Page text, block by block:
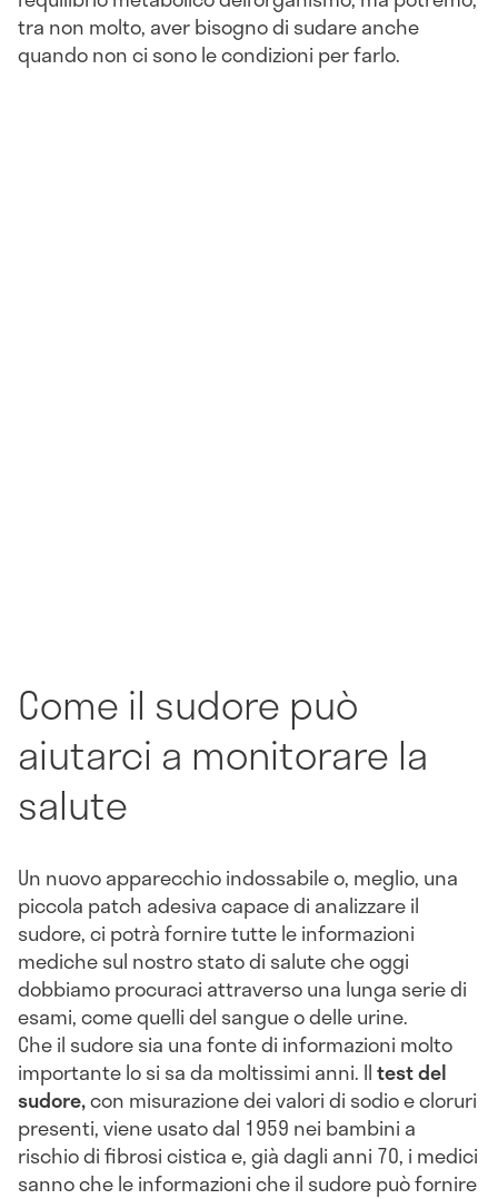
tra non molto, aver bisogno di sudare anche
quando non ci sono le condizioni per farlo.
Come il sudore può
aiutarci a monitorare la
salute
Un nuovo apparecchio indossabile o, meglio, una
piccola patch adesiva capace di analizzare il
sudore, ci potrà fornire tutte le informazioni
mediche sul nostro stato di salute che oggi
dobbiamo procuraci attraverso una lunga serie di
esami, come quelli del sangue o delle urine.
Che il sudore sia una fonte di informazioni molto
importante lo si sa da moltissimi anni. Iltest del
sudore,con misurazione dei valori di sodio e cloruri
presenti, viene usato dal 1959 nei bambini a
rischio di fibrosi cistica e, già dagli anni 70, i medici
sanno che le informazioni che il sudore può fornire